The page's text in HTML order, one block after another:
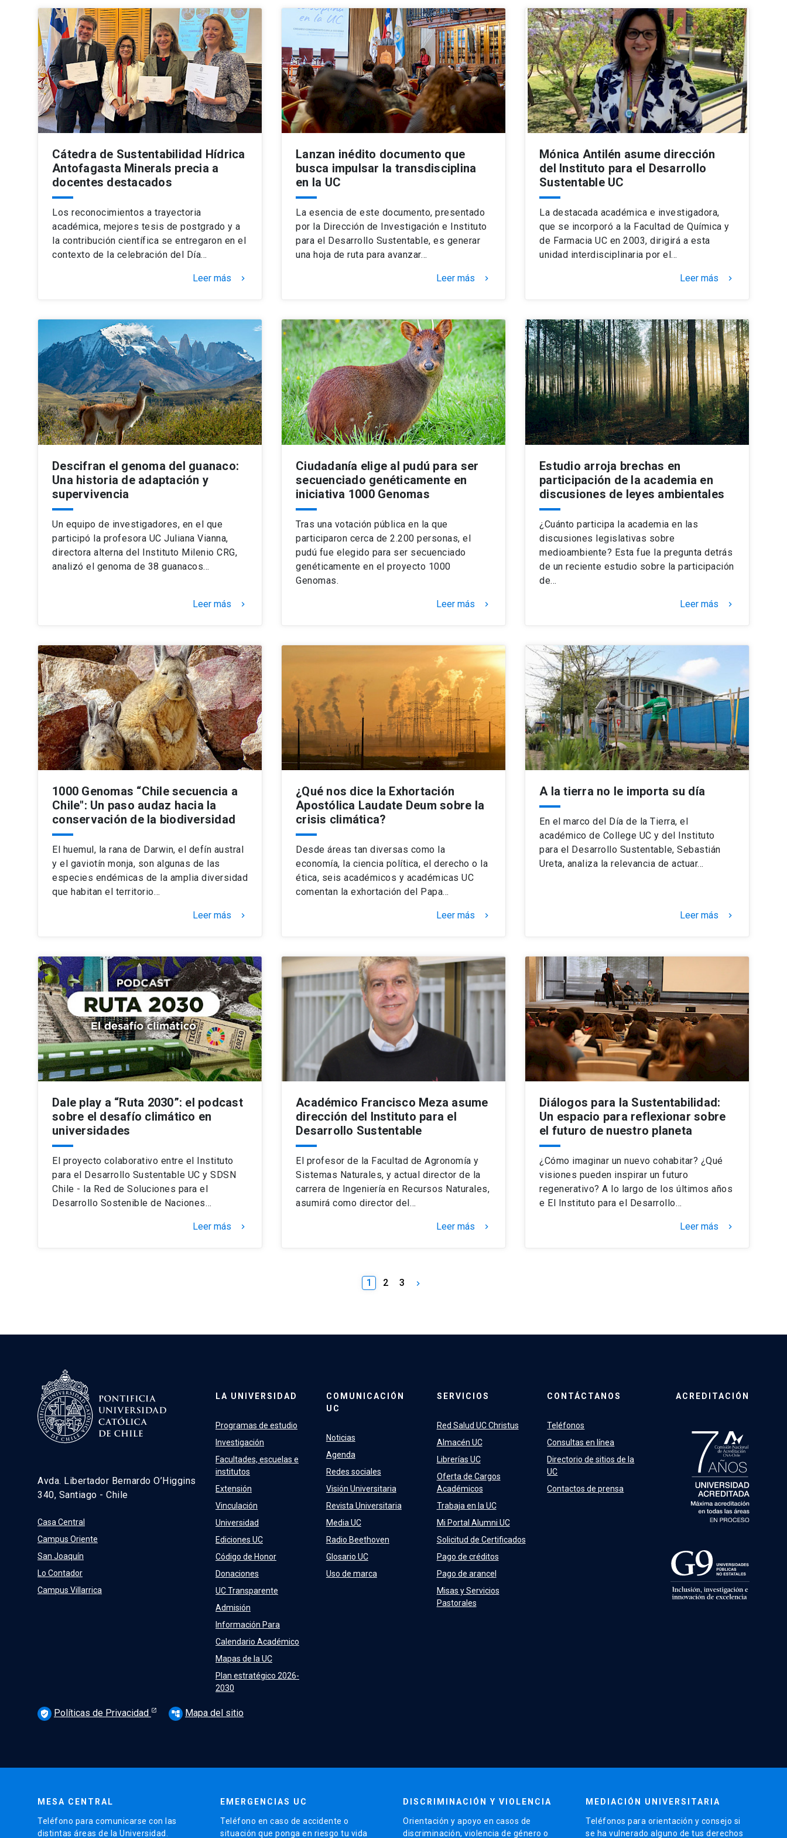
Cátedra de Sustentabilidad Hídrica
Antofagasta Minerals precia a
docentes destacados
Los reconocimientos a trayectoria
académica, mejores tesis de postgrado y a
la contribución científica se entregaron en el
contexto de la celebración del Día…
Leer más keyboard_arrow_right
Lanzan inédito documento que
busca impulsar la transdisciplina
en la UC
La esencia de este documento, presentado
por la Dirección de Investigación e Instituto
para el Desarrollo Sustentable, es generar
una hoja de ruta para avanzar…
Leer más keyboard_arrow_right
Mónica Antilén asume dirección
del Instituto para el Desarrollo
Sustentable UC
La destacada académica e investigadora,
que se incorporó a la Facultad de Química y
de Farmacia UC en 2003, dirigirá a esta
unidad interdisciplinaria por el…
Leer más keyboard_arrow_right
Descifran el genoma del guanaco:
Una historia de adaptación y
supervivencia
Un equipo de investigadores, en el que
participó la profesora UC Juliana Vianna,
directora alterna del Instituto Milenio CRG,
analizó el genoma de 38 guanacos…
Leer más keyboard_arrow_right
Ciudadanía elige al pudú para ser
secuenciado genéticamente en
iniciativa 1000 Genomas
Tras una votación pública en la que
participaron cerca de 2.200 personas, el
pudú fue elegido para ser secuenciado
genéticamente en el proyecto 1000
Genomas.
Leer más keyboard_arrow_right
Estudio arroja brechas en
participación de la academia en
discusiones de leyes ambientales
¿Cuánto participa la academia en las
discusiones legislativas sobre
medioambiente? Esta fue la pregunta detrás
de un reciente estudio sobre la participación
de…
Leer más keyboard_arrow_right
1000 Genomas “Chile secuencia a
Chile": Un paso audaz hacia la
conservación de la biodiversidad
El huemul, la rana de Darwin, el defín austral
y el gaviotín monja, son algunas de las
especies endémicas de la amplia diversidad
que habitan el territorio…
Leer más keyboard_arrow_right
¿Qué nos dice la Exhortación
Apostólica Laudate Deum sobre la
crisis climática?
Desde áreas tan diversas como la
economía, la ciencia política, el derecho o la
ética, seis académicos y académicas UC
comentan la exhortación del Papa…
Leer más keyboard_arrow_right
A la tierra no le importa su día
En el marco del Día de la Tierra, el
académico de College UC y del Instituto
para el Desarrollo Sustentable, Sebastián
Ureta, analiza la relevancia de actuar…
Leer más keyboard_arrow_right
Dale play a “Ruta 2030”: el podcast
sobre el desafío climático en
universidades
El proyecto colaborativo entre el Instituto
para el Desarrollo Sustentable UC y SDSN
Chile - la Red de Soluciones para el
Desarrollo Sostenible de Naciones…
Leer más keyboard_arrow_right
Académico Francisco Meza asume
dirección del Instituto para el
Desarrollo Sustentable
El profesor de la Facultad de Agronomía y
Sistemas Naturales, y actual director de la
carrera de Ingeniería en Recursos Naturales,
asumirá como director del…
Leer más keyboard_arrow_right
Diálogos para la Sustentabilidad:
Un espacio para reflexionar sobre
el futuro de nuestro planeta
¿Cómo imaginar un nuevo cohabitar? ¿Qué
visiones pueden inspirar un futuro
regenerativo? A lo largo de los últimos años
e El Instituto para el Desarrollo…
Leer más keyboard_arrow_right
1 2 3 keyboard_arrow_right
Avda. Libertador Bernardo O’Higgins
340, Santiago - Chile
Casa Central
Campus Oriente
San Joaquín
Lo Contador
Campus Villarrica
LA UNIVERSIDAD
Programas de estudio
Investigación
Facultades, escuelas e
institutos
Extensión
Vinculación
Universidad
Ediciones UC
Código de Honor
Donaciones
UC Transparente
Admisión
Información Para
Calendario Académico
Mapas de la UC
Plan estratégico 2026-
2030
COMUNICACIÓN
UC
Noticias
Agenda
Redes sociales
Visión Universitaria
Revista Universitaria
Media UC
Radio Beethoven
Glosario UC
Uso de marca
SERVICIOS
Red Salud UC Christus
Almacén UC
Librerías UC
Oferta de Cargos
Académicos
Trabaja en la UC
Mi Portal Alumni UC
Solicitud de Certificados
Pago de créditos
Pago de arancel
Misas y Servicios
Pastorales
CONTÁCTANOS
Teléfonos
Consultas en línea
Directorio de sitios de la
UC
Contactos de prensa
ACREDITACIÓN
verified_user Políticas de Privacidad account_tree Mapa del sitio
MESA CENTRAL
Teléfono para comunicarse con las
distintas áreas de la Universidad.
EMERGENCIAS UC
Teléfono en caso de accidente o
situación que ponga en riesgo tu vida
DISCRIMINACIÓN Y VIOLENCIA
Orientación y apoyo en casos de
discriminación, violencia de género o
MEDIACIÓN UNIVERSITARIA
Teléfonos para orientación y consejo si
se ha vulnerado alguno de tus derechos